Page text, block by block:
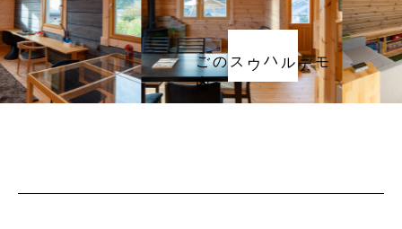
モデルハウスの
ご案内